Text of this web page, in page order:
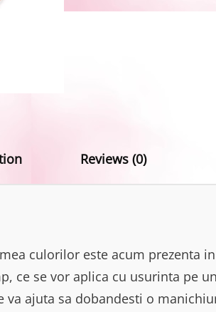
Reviews (0)
culorilor este acum prezenta
ce se vor aplica cu usurinta pe
ajuta sa dobandesti o